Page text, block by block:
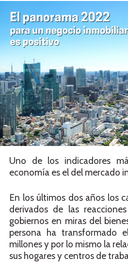
Uno de los indicadores
economía es el del mercado
En los últimos dos años los
derivados de las
gobiernos en miras del
persona ha transformado
millones y por lo mismo la
sus hogares y centros de